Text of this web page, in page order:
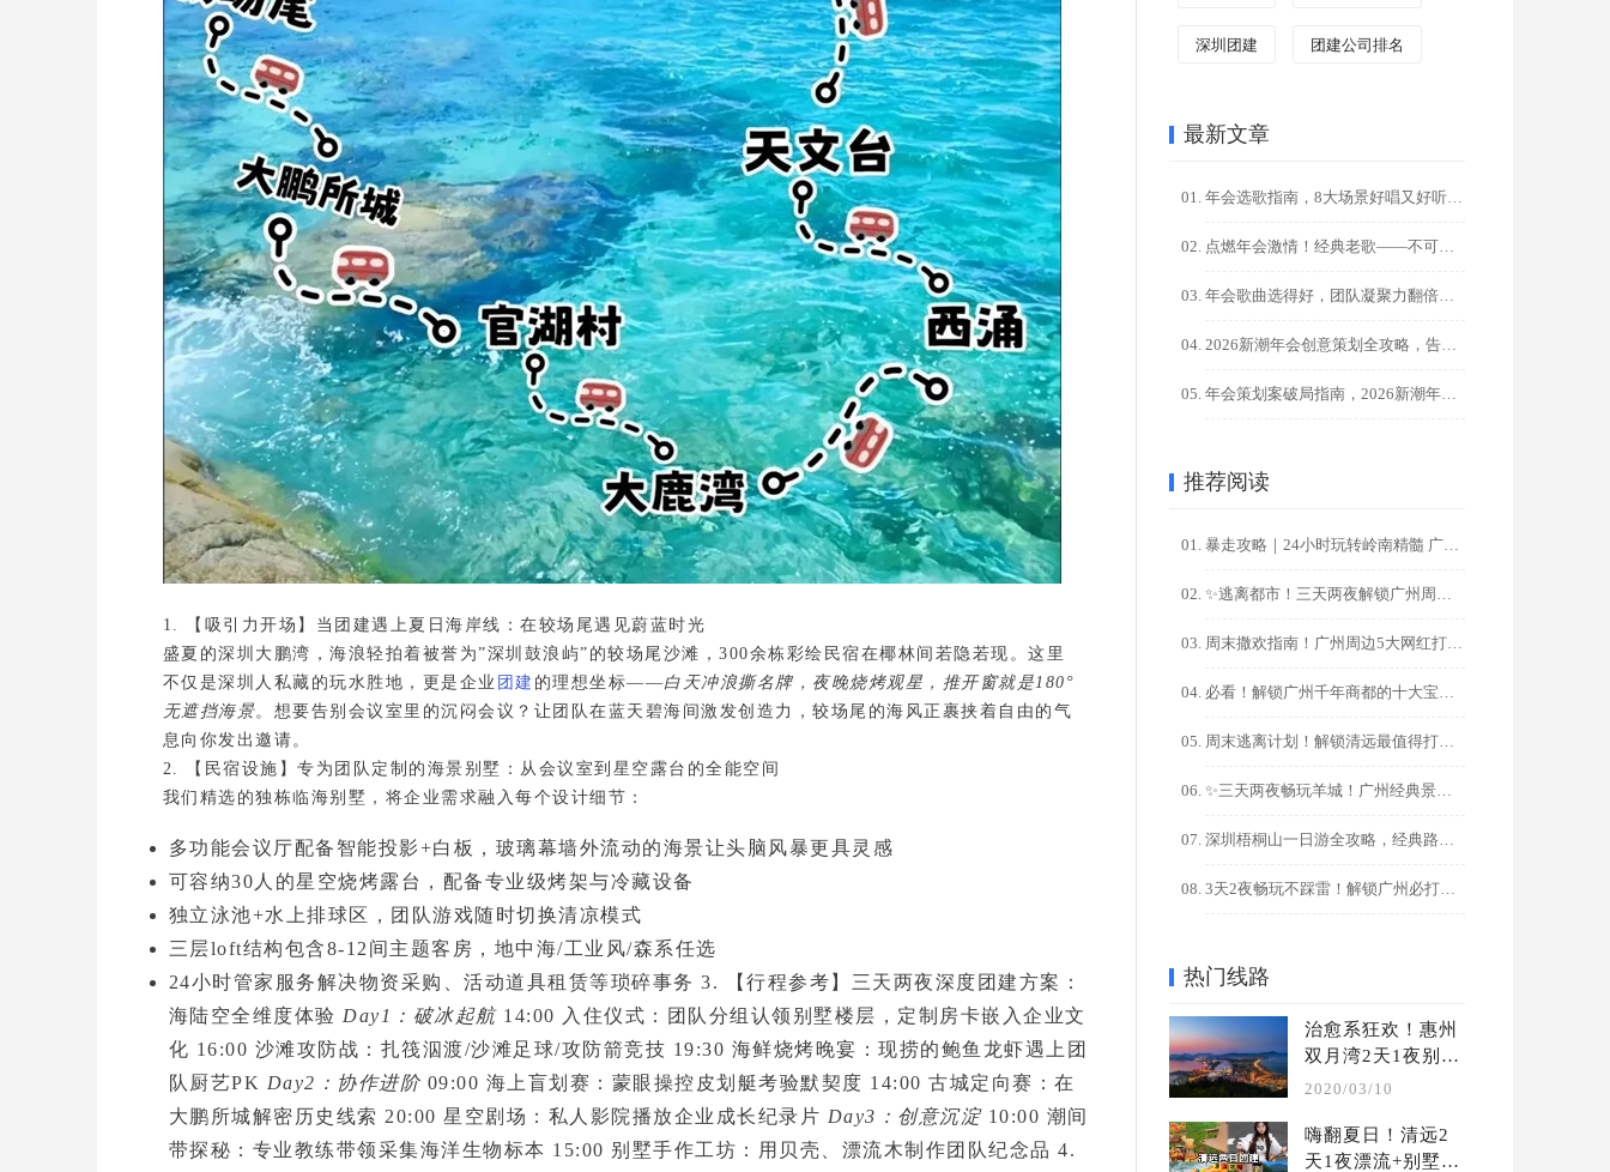
1. 【吸引力开场】当团建遇上夏日海岸线：在较场尾遇见蔚蓝时光
盛夏的深圳大鹏湾，海浪轻拍着被誉为”深圳鼓浪屿”的较场尾沙滩，300余栋彩绘民宿在椰林间若隐若现。这里
不仅是深圳人私藏的玩水胜地，更是企业 团建 的理想坐标——白天冲浪撕名牌，夜晚烧烤观星，推开窗就是180°
无遮挡海景。想要告别会议室里的沉闷会议？让团队在蓝天碧海间激发创造力，较场尾的海风正裹挟着自由的气
2. 【民宿设施】专为团队定制的海景别墅：从会议室到星空露台的全能空间
我们精选的独栋临海别墅 ，将企业需求融入每个设计细节：
多功能会议厅配备智能投影+白板，玻璃幕墙外流动的海景让头脑风暴更具灵感
可容纳30人的星空烧烤露台 ，配备专业级烤架与冷藏设备
独立泳池+水上排球区 ，团队游戏随时切换清凉模式
三层loft结构包含8-12间主题客房 ，地中海/工业风/森系任选
24小时管家服务解决物资采购、活动道具租赁等琐碎事务3. 【行程参考】三天两夜深度团建方案：
海陆空全维度体验 Day1：破冰起航14:00 入住仪式：团队分组认领别墅楼层，定制房卡嵌入企业文
化 16:00 沙滩攻防战：扎筏泅渡/沙滩足球/攻防箭竞技 19:30 海鲜烧烤晚宴：现捞的鲍鱼龙虾遇上团
队厨艺PK Day2：协作进阶 09:00 海上盲划赛：蒙眼操控皮划艇考验默契度 14:00 古城定向赛：在
大鹏所城解密历史线索 20:00 星空剧场：私人影院播放企业成长纪录片 Day3：创意沉淀10:00 潮间
带探秘：专业教练带领采集海洋生物标本 15:00 别墅手作工坊：用贝壳、漂流木制作团队纪念品4.
深圳团建 团建公司排名
最新文章
年会选歌指南，8大场景好唱又好听的金曲推荐，点燃全场氛围！
点燃年会激情！经典老歌——不可替代的气氛引擎！?
年会歌曲选得好，团队凝聚力翻倍！HR必藏100+金曲清单
2026新潮年会创意策划全攻略，告别千篇一律，点燃团队激情！
年会策划案破局指南，2026新潮年会创意，让00后员工直呼过 ...
推荐阅读
暴走攻略｜24小时玩转岭南精髓 广州一日游精华路线
✨逃离都市！三天两夜解锁广州周边秘境之旅✨
周末撒欢指南！广州周边5大网红打卡地一日游攻略
必看！解锁广州千年商都的十大宝藏打卡地，一日游/周末游攻略
周末逃离计划！解锁清远最值得打卡的十大秘境（广州出发2天1夜 ...
✨三天两夜畅玩羊城！广州经典景点+美食全攻略
深圳梧桐山一日游全攻略，经典路线+隐藏玩法解锁
3天2夜畅玩不踩雷！解锁广州必打卡的10大宝藏景点
热门线路
治愈系狂欢！惠州
双月湾2天1夜别墅
轰趴团建攻略
2020/03/10
嗨翻夏日！清远2
天1夜漂流+别墅轰